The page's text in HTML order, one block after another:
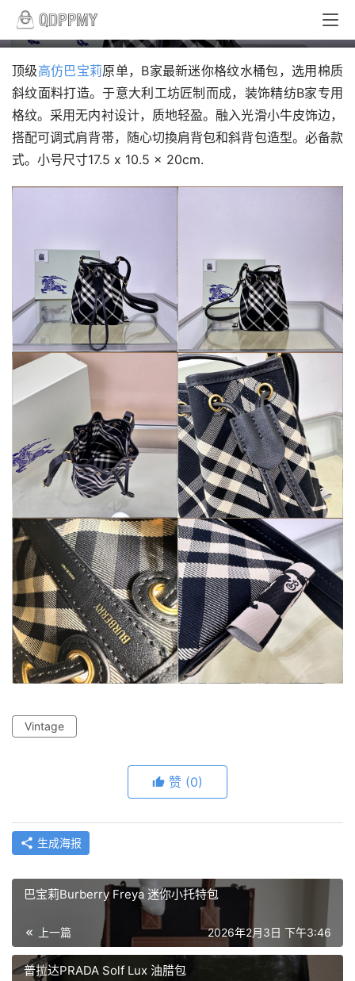
巴宝莉Burberry Vintage迷你格纹水桶包
顶级高仿巴宝莉原单，B家最新迷你格纹水桶包，选用棉质
斜纹面料打造。于意大利工坊匠制而成，装饰精纺B家专用
格纹。采用无内衬设计，质地轻盈。融入光滑小牛皮饰边，
搭配可调式肩背帯，随心切換肩背包和斜背包造型。必备款
式。小号尺寸17.5 x 10.5 x 20cm.
Vintage
赞 (0)
生成海报
巴宝莉Burberry Freya 迷你小托特包
上一篇 2026年2月3日 下午3:46
普拉达PRADA Solf Lux 油腊包